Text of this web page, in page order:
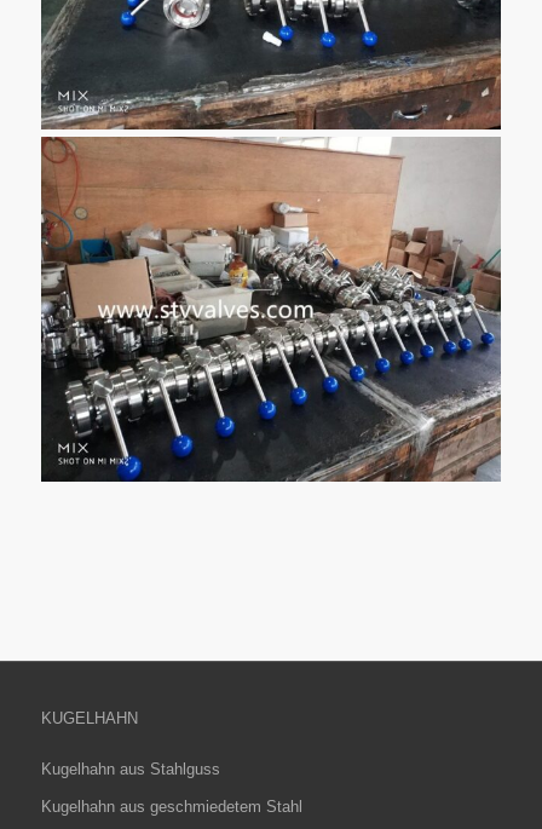
KUGELHAHN
Kugelhahn aus Stahlguss
Kugelhahn aus geschmiedetem Stahl